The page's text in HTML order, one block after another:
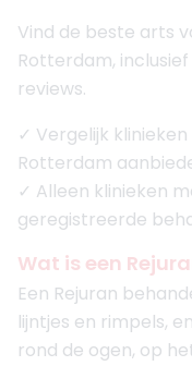
Vind de beste arts
Rotterdam, inclusief
reviews.
✓ Vergelijk
Rotterdam
✓ Alleen klinieken
geregistreerde
Wat is een
Een Rejuran
lijntjes en rimpels,
rond de ogen, op